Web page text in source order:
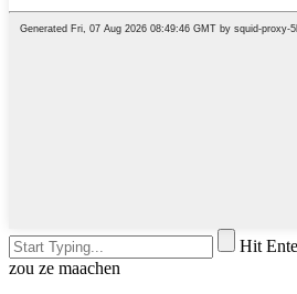
Hit
zou ze maachen